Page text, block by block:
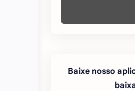
Baixe nosso